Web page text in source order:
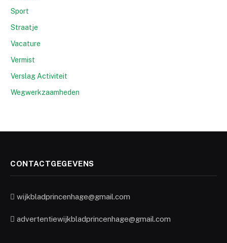
Sport
Straatje
Vacature
Vermist
Verslag Activiteit
Wegwerkzaamheden
CONTACTGEGEVENS
wijkbladprincenhage@gmail.com
advertentiewijkbladprincenhage@gmail.com